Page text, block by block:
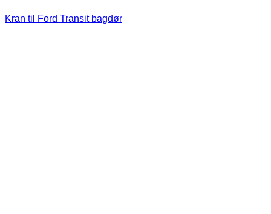
Kran til Ford Transit bagdør